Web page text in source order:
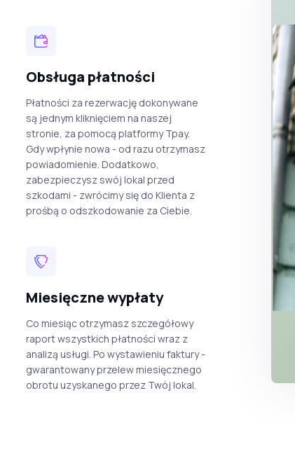
Obsługa płatności
Płatności za rezerwację dokonywane
są jednym kliknięciem na naszej
stronie, za pomocą platformy Tpay.
Gdy wpłynie nowa - od razu otrzymasz
powiadomienie. Dodatkowo,
zabezpieczysz swój lokal przed
szkodami - zwrócimy się do Klienta z
prośbą o odszkodowanie za Ciebie.
Miesięczne wypłaty
Co miesiąc otrzymasz szczegółowy
raport wszystkich płatności wraz z
analizą usługi. Po wystawieniu faktury -
gwarantowany przelew miesięcznego
obrotu uzyskanego przez Twój lokal.